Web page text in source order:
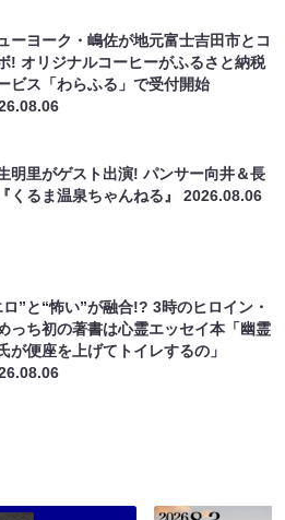
ーヨーク・嶋佐が地元富士吉田市とコ
! オリジナルコーヒーがふるさと納税
ビス「わらふる」で受付開始
明里がゲスト出演! パンサー向井＆長
くるま温泉ちゃんねる』2026.08.06
ロ”と“怖い”が融合!? 3時のヒロイン・
っち初の著書は心霊エッセイ本「幽霊
が便座を上げてトイレするの」